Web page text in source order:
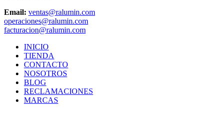
Email: ventas@ralumin.com
operaciones@ralumin.com
facturacion@ralumin.com
INICIO
TIENDA
CONTACTO
NOSOTROS
BLOG
RECLAMACIONES
MARCAS